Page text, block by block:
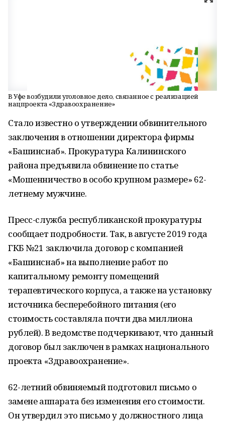
В Уфе возбудили уголовное дело, связанное с реализацией
нацпроекта «Здравоохранение»
Стало известно о утверждении обвинительного
заключения в отношении директора фирмы
«Башинснаб». Прокуратура Калининского
района предъявила обвинение по статье
«Мошенничество в особо крупном размере» 62-
летнему мужчине.
Пресс-служба республиканской прокуратуры
сообщает подробности. Так, в августе 2019 года
ГКБ №21 заключила договор с компанией
«Башинснаб» на выполнение работ по
капитальному ремонту помещений
терапевтического корпуса, а также на установку
источника бесперебойного питания (его
стоимость составляла почти два миллиона
рублей). В ведомстве подчеркивают, что данный
договор был заключен в рамках национального
проекта «Здравоохранение».
62-летний обвиняемый подготовил письмо о
замене аппарата без изменения его стоимости.
Он утвердил это письмо у должностного лица